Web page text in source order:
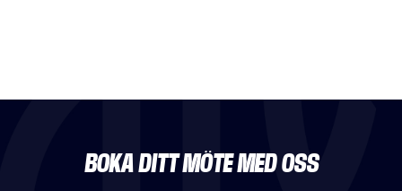
BOKA DITT MÖTE MED OSS